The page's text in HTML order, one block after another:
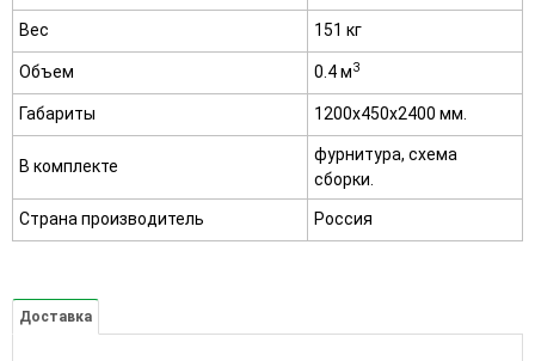
Вес 151 кг
Объем 0.4 м3
Габариты 1200х450х2400 мм.
В комплекте
фурнитура, схема
сборки.
Страна производитель Россия
Доставка